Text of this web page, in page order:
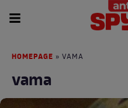
HOMEPAGE » VAMA
vama